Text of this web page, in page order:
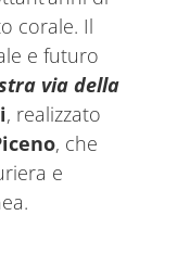
corale. Il
e futuro
via della
, realizzato
, che
e